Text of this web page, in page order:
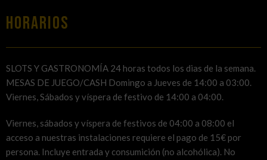
HORARIOS
SLOTS Y GASTRONOMÍA 24 horas todos los dias de la semana.
MESAS DE JUEGO/CASH Domingo a Jueves de 14:00 a 03:00.
Viernes, Sábados y víspera de festivo de 14:00 a 04:00.
Viernes, sábados y víspera de festivos de 04:00 a 08:00 el
acceso a nuestras instalaciones requiere el pago de 15€ por
persona. Incluye entrada y consumición (no alcohólica). No